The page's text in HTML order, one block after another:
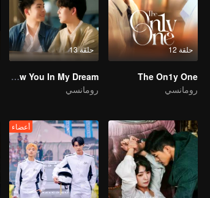
حلقة 12
The On1y One
رومانسي
حلقة 13
I Saw You In My Dream
رومانسي
أعضاء